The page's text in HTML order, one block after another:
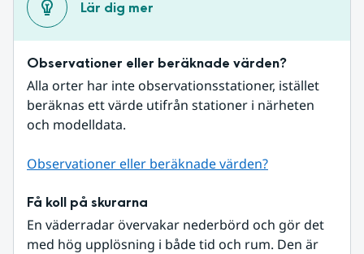
Lär dig mer
Observationer eller beräknade värden?
Alla orter har inte observationsstationer, istället
beräknas ett värde utifrån stationer i närheten
och modelldata.
Observationer eller beräknade värden?
Få koll på skurarna
En väderradar övervakar nederbörd och gör det
med hög upplösning i både tid och rum. Den är